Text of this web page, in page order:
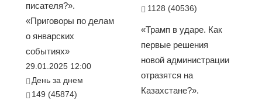
писателя?».
«Приговоры по делам
о январских
событиях»
29.01.2025 12:00
День за днем
149 (45874)
1128 (40536)
«Трамп в ударе. Как
первые решения
новой администрации
отразятся на
Казахстане?».